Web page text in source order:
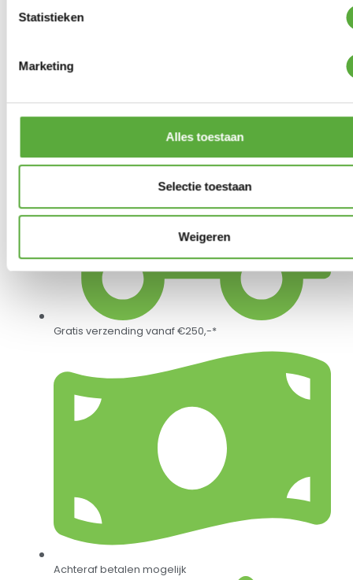
Statistieken
Marketing
Alles toestaan
Selectie toestaan
Weigeren
Gratis verzending vanaf €250,-*
Achteraf betalen mogelijk